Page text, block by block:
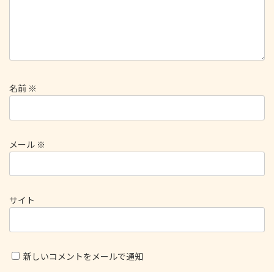
名前 ※
メール ※
サイト
新しいコメントをメールで通知